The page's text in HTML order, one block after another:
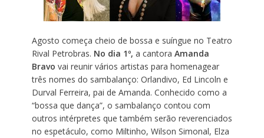
Agosto começa cheio de bossa e suíngue no Teatro
Rival Petrobras. No dia 1º, a cantora Amanda
Bravo vai reunir vários artistas para homenagear
três nomes do sambalanço: Orlandivo, Ed Lincoln e
Durval Ferreira, pai de Amanda. Conhecido como a
“bossa que dança”, o sambalanço contou com
outros intérpretes que também serão reverenciados
no espetáculo, como Miltinho, Wilson Simonal, Elza